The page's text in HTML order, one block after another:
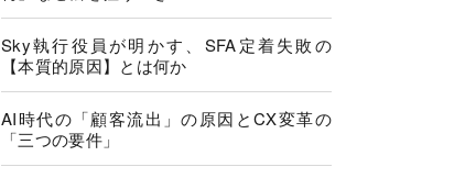
Sky執行役員が明かす、SFA定着失敗の
【本質的原因】とは何か
AI時代の「顧客流出」の原因とCX変革の
「三つの要件」